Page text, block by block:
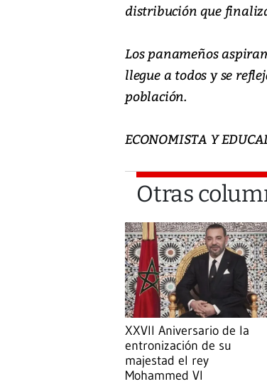
distribución que
Los panameños
llegue a todos y se
población.
ECONOMISTA Y
Otras
XXVII Aniversario de la
entronización de su
majestad el rey
Mohammed VI